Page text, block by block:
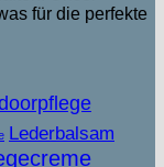
für die perfekte
Lederbalsam